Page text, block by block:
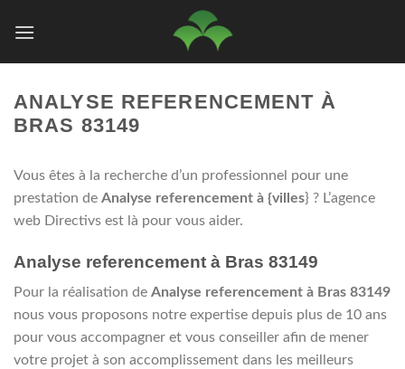
ANALYSE REFERENCEMENT À
BRAS 83149
Vous êtes à la recherche d’un professionnel pour une
prestation de Analyse referencement à {villes} ? L’agence
web Directivs est là pour vous aider.
Analyse referencement à Bras 83149
Pour la réalisation de Analyse referencement à Bras 83149
nous vous proposons notre expertise depuis plus de 10 ans
pour vous accompagner et vous conseiller afin de mener
votre projet à son accomplissement dans les meilleurs